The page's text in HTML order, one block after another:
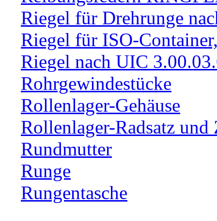
Riegel für Drehrunge
Riegel für ISO-
Riegel nach UIC
Rohrgewindestücke
Rollenlager-Gehäuse
Rollenlager-Radsatz und
Rundmutter
Runge
Rungentasche